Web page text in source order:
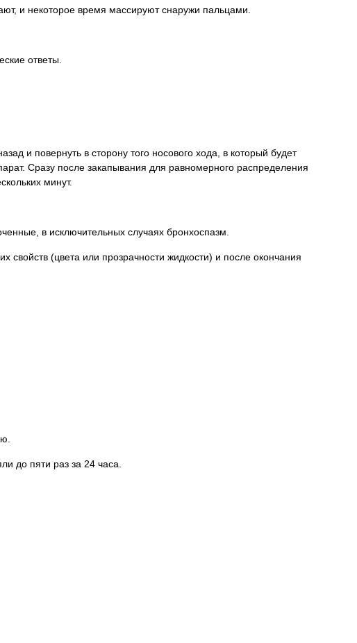
и некоторое время массируют снаружи пальцами.
ответы.
и повернуть в сторону того носового хода, в который будет
Сразу после закапывания для равномерного распределения
минут.
в исключительных случаях бронхоспазм.
свойств (цвета или прозрачности жидкости) и после окончания
до пяти раз за 24 часа.